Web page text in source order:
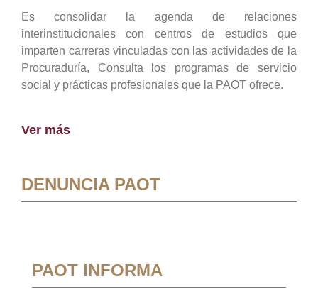
Es consolidar la agenda de relaciones
interinstitucionales con centros de estudios que
imparten carreras vinculadas con las actividades de la
Procuraduría, Consulta los programas de servicio
social y prácticas profesionales que la PAOT ofrece.
Ver más
DENUNCIA PAOT
PAOT INFORMA